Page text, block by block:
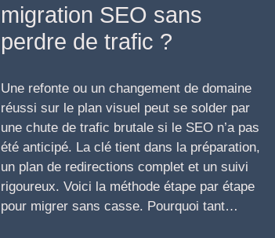
migration SEO sans
perdre de trafic ?
Une refonte ou un changement de domaine
réussi sur le plan visuel peut se solder par
une chute de trafic brutale si le SEO n’a pas
été anticipé. La clé tient dans la préparation,
un plan de redirections complet et un suivi
rigoureux. Voici la méthode étape par étape
pour migrer sans casse. Pourquoi tant…